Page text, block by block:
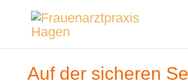
Auf der sicheren